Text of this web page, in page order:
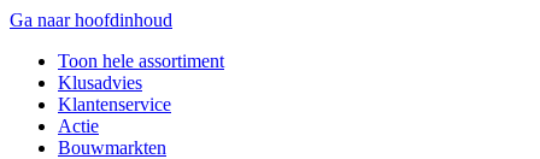
Ga naar hoofdinhoud
Toon hele assortiment
Klusadvies
Klantenservice
Actie
Bouwmarkten